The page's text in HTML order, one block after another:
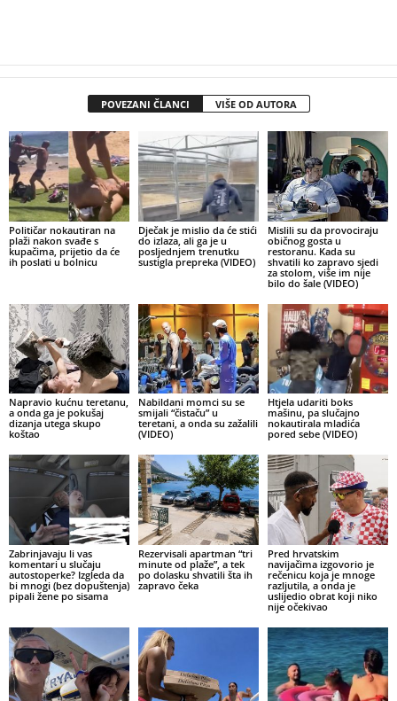
POVEZANI ČLANCI VIŠE OD AUTORA
Političar nokautiran na
plaži nakon svađe s
kupačima, prijetio da će
ih poslati u bolnicu
Dječak je mislio da će stići
do izlaza, ali ga je u
posljednjem trenutku
sustigla prepreka (VIDEO)
Mislili su da provociraju
običnog gosta u
restoranu. Kada su
shvatili ko zapravo sjedi
za stolom, više im nije
bilo do šale (VIDEO)
Napravio kućnu teretanu,
a onda ga je pokušaj
dizanja utega skupo
koštao
Nabildani momci su se
smijali “čistaču” u
teretani, a onda su zažalili
(VIDEO)
Htjela udariti boks
mašinu, pa slučajno
nokautirala mladića
pored sebe (VIDEO)
Zabrinjavaju li vas
komentari u slučaju
autostoperke? Izgleda da
bi mnogi (bez dopuštenja)
pipali žene po sisama
Rezervisali apartman “tri
minute od plaže”, a tek
po dolasku shvatili šta ih
zapravo čeka
Pred hrvatskim
navijačima izgovorio je
rečenicu koja je mnoge
razljutila, a onda je
uslijedio obrat koji niko
nije očekivao